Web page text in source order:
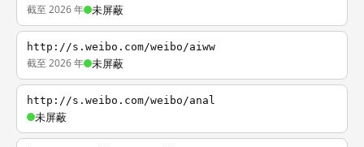
截至 2026 年 未屏蔽
http://s.weibo.com/weibo/aiww
截至 2026 年 未屏蔽
http://s.weibo.com/weibo/anal
未屏蔽